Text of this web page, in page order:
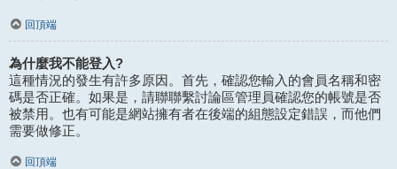
回頂端
為什麼我不能登入?
這種情況的發生有許多原因。首先，確認您輸入的會員名稱和密
碼是否正確。如果是，請聯聯繫討論區管理員確認您的帳號是否
被禁用。也有可能是網站擁有者在後端的組態設定錯誤，而他們
需要做修正。
回頂端